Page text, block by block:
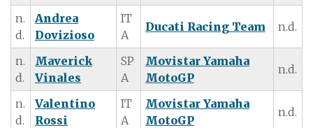
n.
d.
Andrea
Dovizioso
IT
A
Ducati Racing Team n.d.
n.
d.
Maverick
Vinales
SP
A
Movistar Yamaha
MotoGP
n.d.
n.
d.
Valentino
Rossi
IT
A
Movistar Yamaha
MotoGP
n.d.